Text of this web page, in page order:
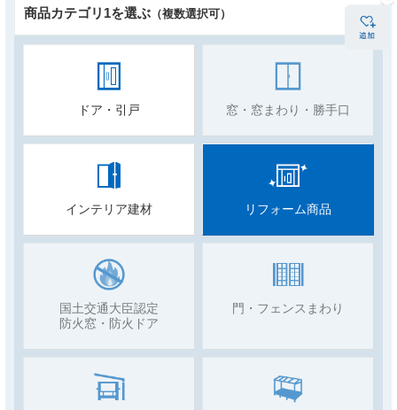
商品カテゴリ1を選ぶ （複数選択可）
ドア・引戸 窓・窓まわり・勝手口
インテリア建材 リフォーム商品
国土交通大臣認定
防火窓・防火ドア
門・フェンスまわり